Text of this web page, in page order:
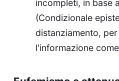
incompleti, in base
(Condizionale
distanziamento,
l'informazione